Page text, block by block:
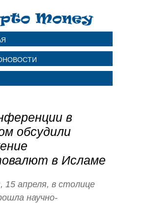
в
обсудили
в Исламе
15 апреля, в столице
научно-